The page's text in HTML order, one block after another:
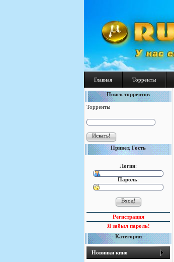
Главная Торренты
Поиск торрентов
Торренты
Привет, Гость
Логин:
Пароль:
Регистрация
Я забыл пароль!
Категории
Новинки кино